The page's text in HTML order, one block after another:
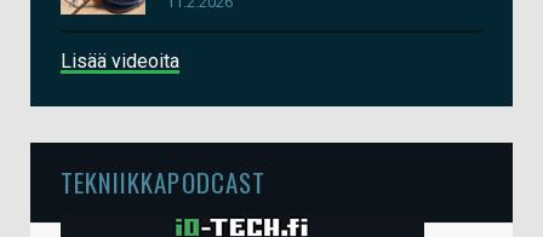
Lisää videoita
TEKNIIKKAPODCAST